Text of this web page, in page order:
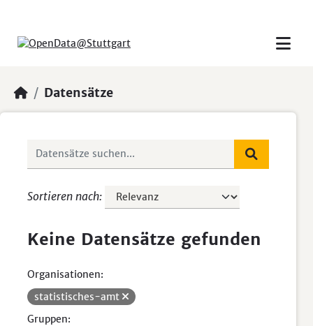
Datensätze
Sortieren nach
Keine Datensätze gefunden
Organisationen:
statistisches-amt
Gruppen: